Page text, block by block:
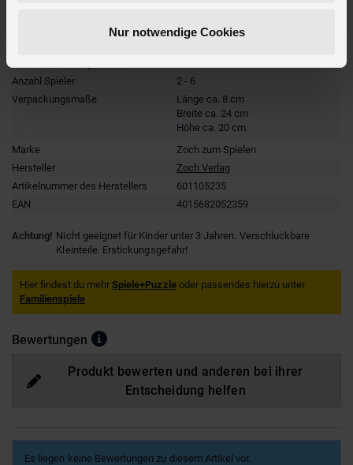
Nur notwendige Cookies
Anzahl Spieler
2 - 6
Verpackungsmaße
Länge ca. 8 cm
Breite ca. 24 cm
Höhe ca. 20 cm
Marke
Zoch zum Spielen
Hersteller
Zoch Verlag
Artikelnummer des Herstellers
601105235
EAN
4015682052359
Achtung! Nicht geeignet für Kinder unter 3 Jahren. Verschluckbare
Kleinteile. Erstickungsgefahr!
Hier findest du mehr Spiele+Puzzleoder passendes hierzu unter
Familienspiele
Bewertungen
Produkt bewerten und anderen bei ihrer
Entscheidung helfen
Es liegen keine Bewertungen zu diesem Artikel vor.